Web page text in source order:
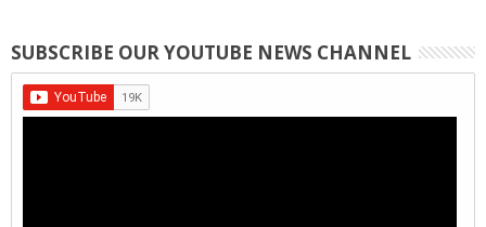
SUBSCRIBE OUR YOUTUBE NEWS CHANNEL